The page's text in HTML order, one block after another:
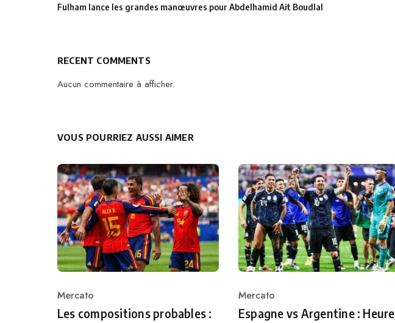
Fulham lance les grandes manœuvres pour Abdelhamid Ait Boudlal
RECENT COMMENTS
Aucun commentaire à afficher.
VOUS POURRIEZ AUSSI AIMER
Category
Mercato
Les compositions probables :
Category
Mercato
Espagne vs Argentine : Heure